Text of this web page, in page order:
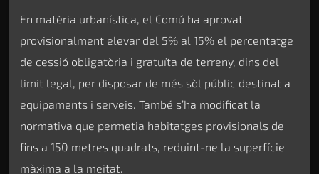
En matèria urbanística, el Comú ha aprovat
provisionalment elevar del 5% al 15% el percentatge
de cessió obligatòria i gratuïta de terreny, dins del
límit legal, per disposar de més sòl públic destinat a
equipaments i serveis. També s’ha modificat la
normativa que permetia habitatges provisionals de
fins a 150 metres quadrats, reduint-ne la superfície
màxima a la meitat.